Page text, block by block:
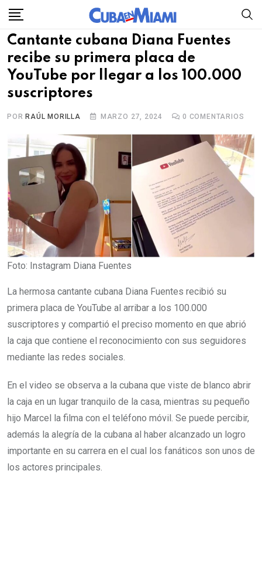
Skip
content
Cantante cubana Diana Fuentes
recibe su primera placa de
YouTube por llegar a los 100.000
suscriptores
POR RAÚL MORILLA MARZO 27, 2024 0 COMENTARIOS
Foto: Instagram Diana Fuentes
La hermosa cantante cubana Diana Fuentes recibió su
primera placa de YouTube al arribar a los 100.000
suscriptores y compartió el preciso momento en que abrió
la caja que contiene el reconocimiento con sus seguidores
mediante las redes sociales.
En el video se observa a la cubana que viste de blanco abrir
la caja en un lugar tranquilo de la casa, mientras su pequeño
hijo Marcel la filma con el teléfono móvil. Se puede percibir,
además la alegría de la cubana al haber alcanzado un logro
importante en su carrera en el cual los fanáticos son unos de
los actores principales.